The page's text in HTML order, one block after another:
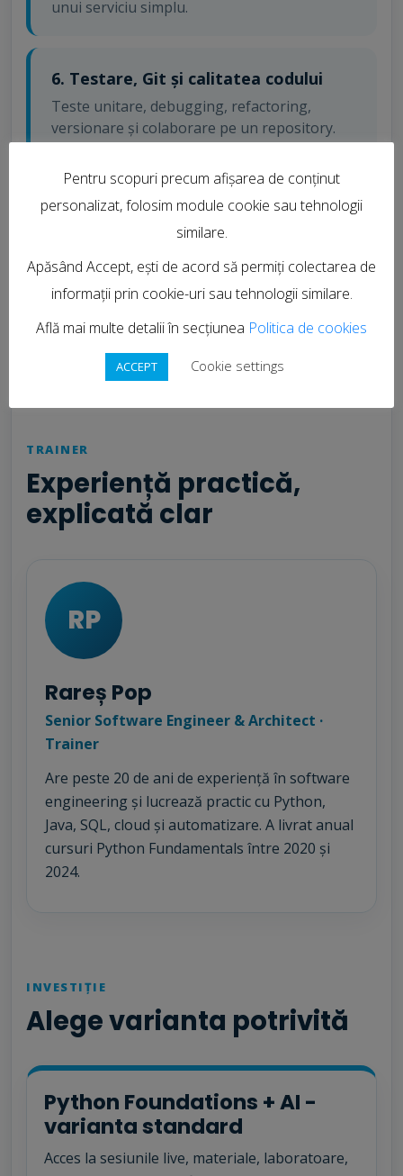
unui serviciu simplu.
6. Testare, Git și calitatea codului
Teste unitare, debugging, refactoring,
versionare și colaborare pe un repository.
7. AI-assisted Python și proiect final
Folosirea unui asistent AI pentru explicații,
verificarea rezultatului.
Curriculumul se actualizează înaintea fiecărei grupe pentru a
schimbăm rezultatele de învățare asumate.
TRAINER
Experiență practică,
explicată clar
RP
Rareș Pop
Senior Software Engineer & Architect ·
Trainer
Are peste 20 de ani de experiență în software
engineering și lucrează practic cu Python,
Java, SQL, cloud și automatizare. A livrat anual
cursuri Python Fundamentals între 2020 și
2024.
INVESTIȚIE
Alege varianta potrivită
Python Foundations + AI -
varianta standard
Acces la sesiunile live, materiale, laboratoare,
Pentru scopuri precum afișarea de conținut
personalizat, folosim module cookie sau tehnologii
similare.
Apăsând Accept, ești de acord să permiți colectarea de
informații prin cookie-uri sau tehnologii similare.
Află mai multe detalii în secțiunea Politica de cookies
ACCEPT Cookie settings